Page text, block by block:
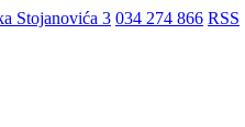
Stojanovića 3 034 274 866 RSS